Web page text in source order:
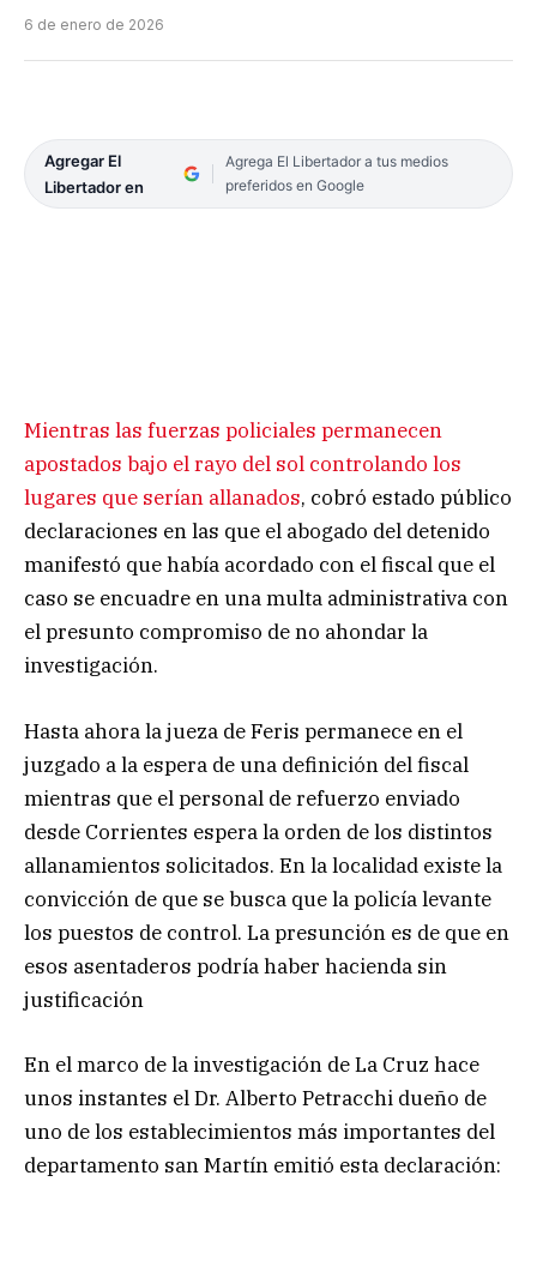
6 de enero de 2026
Agregar El
Libertador en
Agrega El Libertador a tus medios
preferidos en Google
Mientras las fuerzas policiales permanecen
apostados bajo el rayo del sol controlando los
lugares que serían allanados, cobró estado público
declaraciones en las que el abogado del detenido
manifestó que había acordado con el fiscal que el
caso se encuadre en una multa administrativa con
el presunto compromiso de no ahondar la
investigación.
Hasta ahora la jueza de Feris permanece en el
juzgado a la espera de una definición del fiscal
mientras que el personal de refuerzo enviado
desde Corrientes espera la orden de los distintos
allanamientos solicitados. En la localidad existe la
convicción de que se busca que la policía levante
los puestos de control. La presunción es de que en
esos asentaderos podría haber hacienda sin
justificación
En el marco de la investigación de La Cruz hace
unos instantes el Dr. Alberto Petracchi dueño de
uno de los establecimientos más importantes del
departamento san Martín emitió esta declaración: